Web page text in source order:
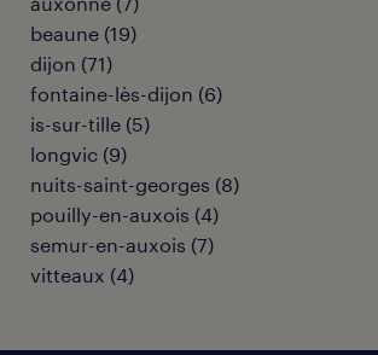
beaune (19)
dijon (71)
fontaine-lès-dijon (6)
is-sur-tille (5)
longvic (9)
nuits-saint-georges (8)
pouilly-en-auxois (4)
semur-en-auxois (7)
vitteaux (4)